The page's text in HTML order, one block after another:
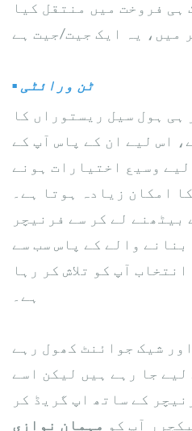
ہی فروخت میں منتقل کیا
▪ ٹن ورائٹی
ہول سیل ریستوراں کا
اس لیے ان کے پاس آپ کے
وسیع اختیارات ہونے
کا امکان زیادہ ہوتا ہے۔
فرنیچر سے لے کر بیٹھنے
والے کے پاس سب سے
آپ کو تلاش کر رہا
ہے۔
شیک جوائنٹ کھول رہے
لیے جا رہے ہیں لیکن اسے
کے ساتھ اپ گریڈ کر
آپ کو مہمان نوازی